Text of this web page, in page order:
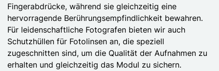
Fingerabdrücke, während sie gleichzeitig eine
hervorragende Berührungsempfindlichkeit bewahren.
Für leidenschaftliche Fotografen bieten wir auch
Schutzhüllen für Fotolinsen an, die speziell
zugeschnitten sind, um die Qualität der Aufnahmen zu
erhalten und gleichzeitig das Modul zu sichern.